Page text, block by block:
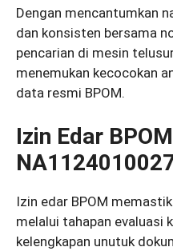
Dengan mencantumkan
dan konsisten bersama
pencarian di mesin
menemukan kecocokan
data resmi BPOM.
Izin Edar BPOM
Izin edar BPOM
melalui tahapan evaluasi
kelengkapan unutuk